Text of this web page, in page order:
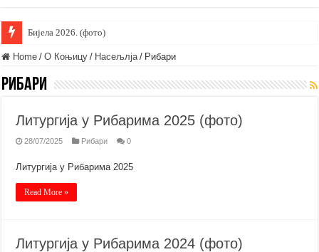
Бијела 2026. (фото)
Home / О Коњицу / Насељлја / Рибари
Рибари
Литургија у Рибарима 2025 (фото)
28/07/2025 Рибари 0
Литургија у Рибарима 2025
Read More »
Литургија у Рибарима 2024 (фото)